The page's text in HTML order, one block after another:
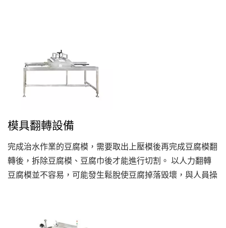
模具翻轉設備
完成治水作業的豆腐模，需要取出上壓模後再完成豆腐模翻
轉後，拆除豆腐模、豆腐巾後才能進行切割。 以人力翻轉
豆腐模並不容易，可能發生鬆脫使豆腐掉落毀壞，與人員操
行豆腐切割作業。